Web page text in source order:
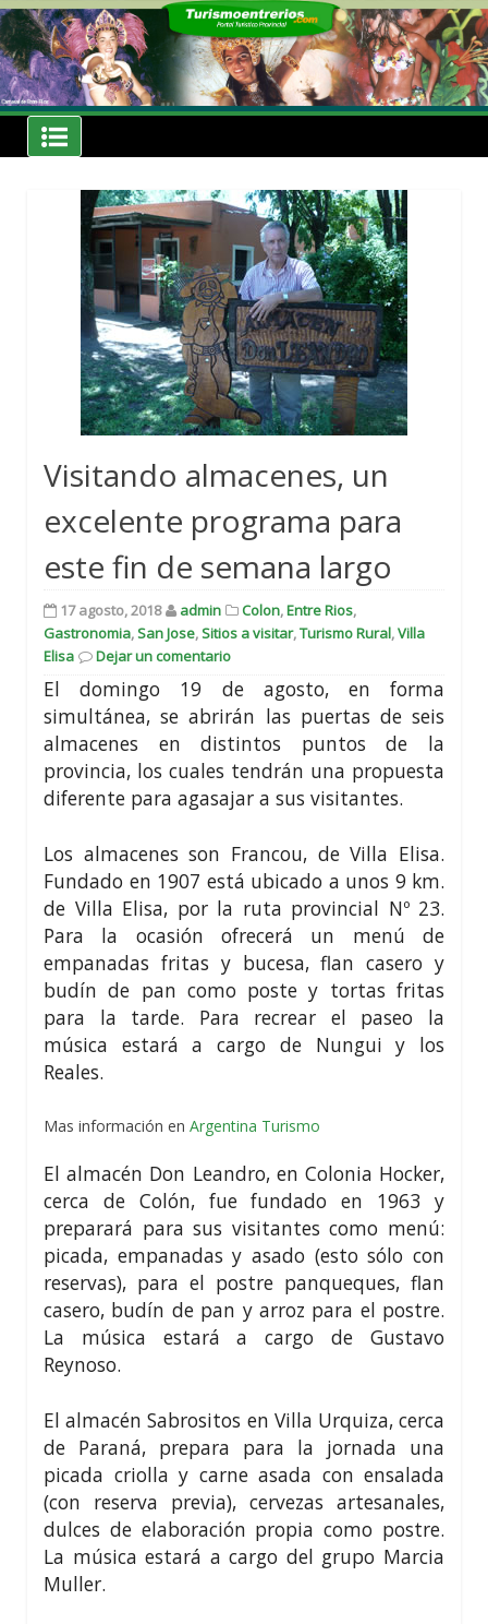
Skip
to
content
Noticias
Turismoentrerios.com
Visitando almacenes, un
excelente programa para
este fin de semana largo
17 agosto, 2018 admin Colon,Entre Rios,
Gastronomia,San Jose,Sitios a visitar,Turismo Rural,Villa
Elisa
Dejar un comentario
El domingo 19 de agosto, en forma
simultánea, se abrirán las puertas de seis
almacenes en distintos puntos de la
provincia, los cuales tendrán una propuesta
diferente para agasajar a sus visitantes.
Los almacenes son Francou, de Villa Elisa.
Fundado en 1907 está ubicado a unos 9 km.
de Villa Elisa, por la ruta provincial Nº 23.
Para la ocasión ofrecerá un menú de
empanadas fritas y bucesa, flan casero y
budín de pan como poste y tortas fritas
para la tarde. Para recrear el paseo la
música estará a cargo de Nungui y los
Reales.
Mas información en Argentina Turismo
El almacén Don Leandro, en Colonia Hocker,
cerca de Colón, fue fundado en 1963 y
preparará para sus visitantes como menú:
picada, empanadas y asado (esto sólo con
reservas), para el postre panqueques, flan
casero, budín de pan y arroz para el postre.
La música estará a cargo de Gustavo
Reynoso.
El almacén Sabrositos en Villa Urquiza, cerca
de Paraná, prepara para la jornada una
picada criolla y carne asada con ensalada
(con reserva previa), cervezas artesanales,
dulces de elaboración propia como postre.
La música estará a cargo del grupo Marcia
Muller.